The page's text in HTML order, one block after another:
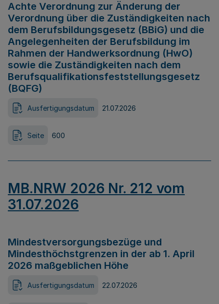
Achte Verordnung zur Änderung der
Verordnung über die Zuständigkeiten nach
dem Berufsbildungsgesetz (BBiG) und die
Angelegenheiten der Berufsbildung im
Rahmen der Handwerksordnung (HwO)
sowie die Zuständigkeiten nach dem
Berufsqualifikationsfeststellungsgesetz
(BQFG)
Ausfertigungsdatum 21.07.2026
Seite 600
MB.NRW 2026 Nr. 212 vom
31.07.2026
Mindestversorgungsbezüge und
Mindesthöchstgrenzen in der ab 1. April
2026 maßgeblichen Höhe
Ausfertigungsdatum 22.07.2026